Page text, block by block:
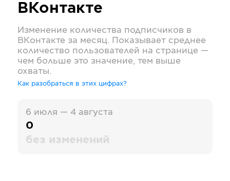
ВКонтакте
Изменение количества подписчиков в
ВКонтакте за месяц. Показывает среднее
количество пользователей на странице —
чем больше это значение, тем выше
охваты.
Как разобраться в этих цифрах?
6 июля — 4 августа
0
без изменений